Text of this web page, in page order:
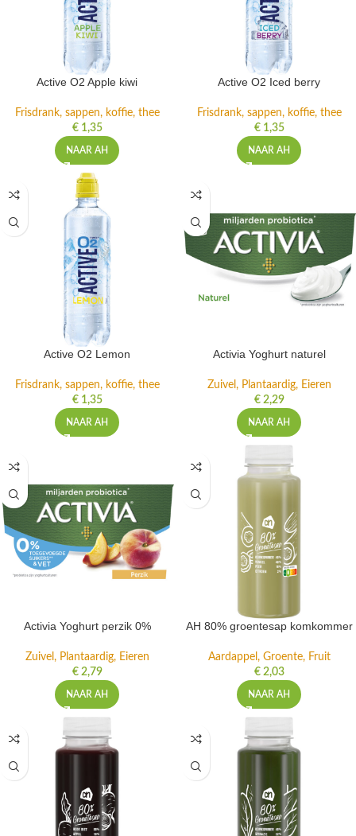
Active O2 Apple kiwi
Frisdrank, sappen, koffie, thee
€1,35
NAAR AH
Active O2 Iced berry
Frisdrank, sappen, koffie, thee
€1,35
NAAR AH
Active O2 Lemon
Frisdrank, sappen, koffie, thee
€1,35
NAAR AH
Activia Yoghurt naturel
Zuivel, Plantaardig, Eieren
€2,29
NAAR AH
Activia Yoghurt perzik 0%
Zuivel, Plantaardig, Eieren
€2,79
NAAR AH
AH 80% groentesap komkommer
Aardappel, Groente, Fruit
€2,03
NAAR AH